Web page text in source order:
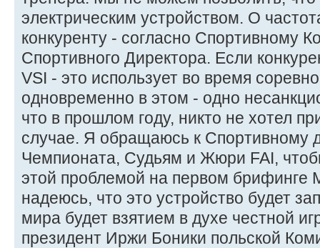
электрическим устройством. О
конкуренту - согласно Спортивному
Спортивного Директора. Если
VSI - это использует во время
одновременно в этом - одно
что в прошлом году, никто не хотел
случае. Я обращаюсь к Спортивному
Чемпионата, Судьям и Жюри FAI,
этой проблемой на первом
надеюсь, что это устройство будет
мира будет взятием в духе честной
президент Иржи Боники польской